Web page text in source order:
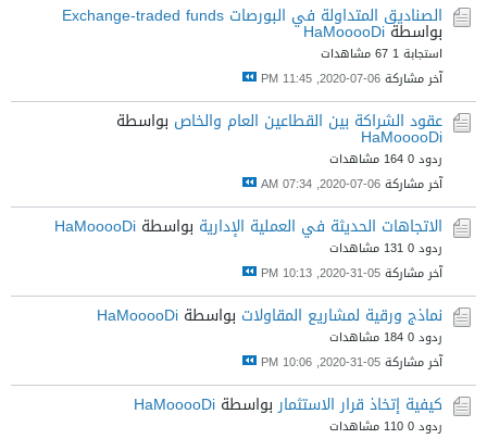
الصناديق المتداولة في البورصات Exchange-traded funds
بواسطةHaMooooDi
استجابة 1
67 مشاهدات
آخر مشاركة06-07-2020, 11:45 PM
عقود الشراكة بين القطاعين العام والخاص بواسطة
HaMooooDi
ردود 0
164 مشاهدات
آخر مشاركة06-07-2020, 07:34 AM
الاتجاهات الحديثة في العملية الإدارية بواسطة HaMooooDi
ردود 0
131 مشاهدات
آخر مشاركة05-31-2020, 10:13 PM
نماذج ورقية لمشاريع المقاولات بواسطة HaMooooDi
ردود 0
184 مشاهدات
آخر مشاركة05-31-2020, 10:06 PM
كيفية إتخاذ قرار الاستثمار بواسطة HaMooooDi
ردود 0
110 مشاهدات